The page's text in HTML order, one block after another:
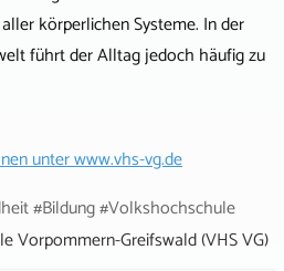
körperlichen Systeme. In der
führt der Alltag jedoch häufig zu
unterwww.vhs-vg.de
#Bildung #Volkshochschule
Vorpommern-Greifswald (VHS VG)